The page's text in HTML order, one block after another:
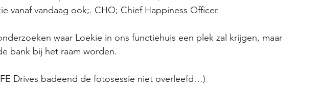
vanaf vandaag ook;. CHO; Chief Happiness Officer.
waar Loekie in ons functiehuis een plek zal krijgen, maar
bank bij het raam worden.
Drives badeend de fotosessie niet overleefd…)